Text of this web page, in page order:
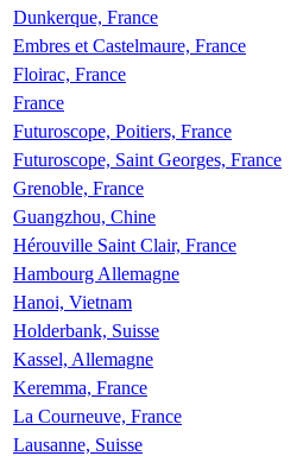
Dunkerque, France
Embres et Castelmaure, France
Floirac, France
France
Futuroscope, Poitiers, France
Futuroscope, Saint Georges, France
Grenoble, France
Guangzhou, Chine
Hérouville Saint Clair, France
Hambourg Allemagne
Hanoi, Vietnam
Holderbank, Suisse
Kassel, Allemagne
Keremma, France
La Courneuve, France
Lausanne, Suisse